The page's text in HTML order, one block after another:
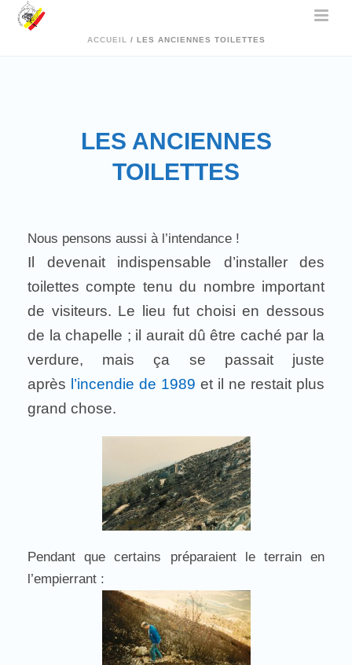
ACCUEIL / LES ANCIENNES TOILETTES
LES ANCIENNES
TOILETTES
Nous pensons aussi à l’intendance !
Il devenait indispensable d’installer des
toilettes compte tenu du nombre important
de visiteurs. Le lieu fut choisi en dessous
de la chapelle ; il aurait dû être caché par la
verdure, mais ça se passait juste
après l’incendie de 1989 et il ne restait plus
grand chose.
Pendant que certains préparaient le terrain en
l’empierrant :